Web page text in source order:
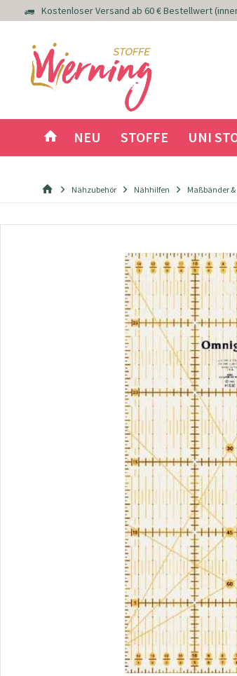
Kostenloser Versand ab 60 € Bestellwert
NEU STOFFE UNI
Nähzubehör Nähhilfen Maßbänder